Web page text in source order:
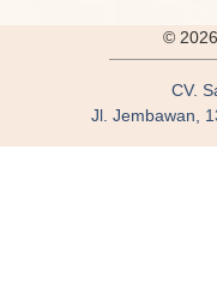
©
CV.
Jl. Jembawan,